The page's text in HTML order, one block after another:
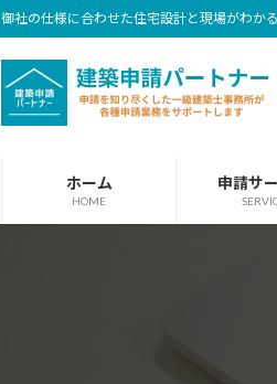
御社の仕様に合わせた住宅設計と現場がわか
ホーム
HOME
申請サ